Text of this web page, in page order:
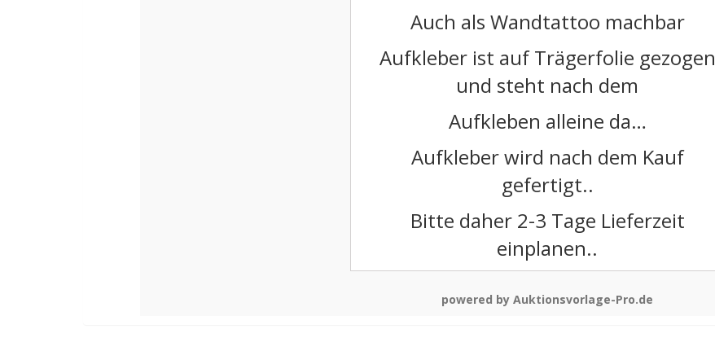
Auch als Wandtattoo machbar
Aufkleber ist auf Trägerfolie gezogen
und steht nach dem
Aufkleben alleine da…
Aufkleber wird nach dem Kauf
gefertigt..
Bitte daher 2-3 Tage Lieferzeit
einplanen..
powered by Auktionsvorlage-Pro.de